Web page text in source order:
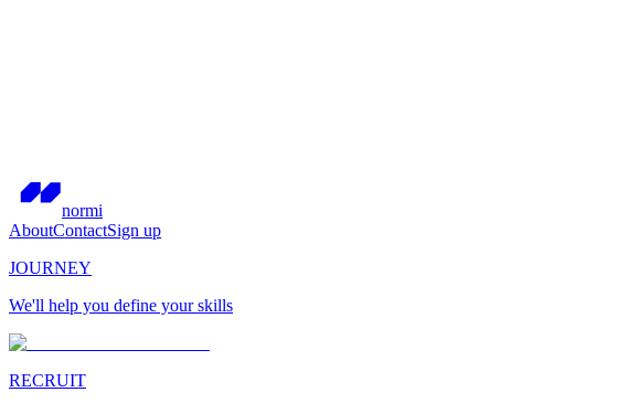
normi
AboutContactSign up
JOURNEY
We'll help you define your skills
RECRUIT